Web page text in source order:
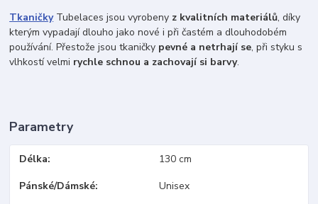
TkaničkyTubelaces jsou vyrobeny z kvalitních materiálů, díky
kterým vypadají dlouho jako nové i při častém a dlouhodobém
používání. Přestože jsou tkaničky pevné a netrhají se, při styku s
vlhkostí velmi rychle schnou a zachovají si barvy.
Parametry
Délka 130 cm
Pánské/Dámské Unisex